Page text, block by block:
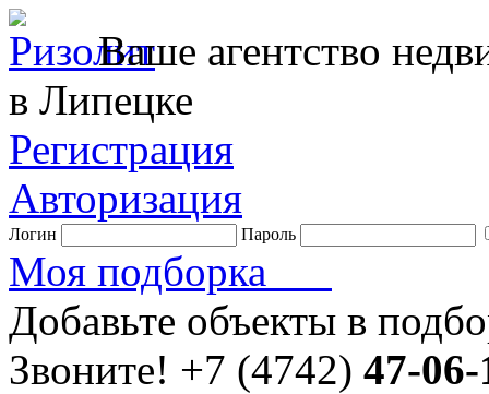
Ваше агентство
в Липецке
Регистрация
Авторизация
Логин Пароль
Моя подборка
Добавьте объекты в
Звоните! +7 (4742) 47-06-